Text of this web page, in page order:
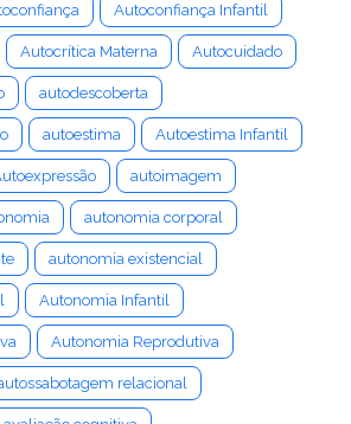
Autoconfiança Infantil
Autocrítica Materna Autocuidado
autodescoberta
autoestima Autoestima Infantil
autoimagem
autonomia corporal
autonomia existencial
Autonomia Infantil
Autonomia Reprodutiva
relacional